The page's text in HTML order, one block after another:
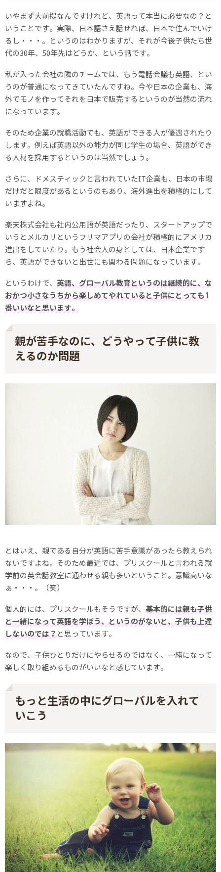
いやまず大前提なんですけれど、英語って本当に必要なの？と
いうことです。実際、日本語さえ話せれば、日本で住んでいけ
るし・・・。というのはわかりますが、それが今後子供たち世
代の30年、50年先はどうか、という話です。
私が入った会社の隣のチームでは、もう電話会議も英語、とい
うのが普通になってきていたんですね。今や日本の企業も、海
外でモノを作ってそれを日本で販売するというのが当然の流れ
になっています。
そのため企業の就職活動でも、英語ができる人が優遇されたり
します。例えば英語以外の能力が同じ学生の場合、英語ができ
る人材を採用するというのは当然でしょう。
さらに、ドメスティックと言われていたIT企業も、日本の市場
だけだと限度があるというのもあり、海外進出を積極的にして
いますよね。
楽天株式会社も社内公用語が英語だったり、スタートアップで
いうとメルカリというフリマアプリの会社が積極的にアメリカ
進出をしていたり。もう社会人の身としては、日本企業です
ら、英語ができないと出世にも関わる問題になっています。
というわけで、 英語、グローバル教育というのは継続的に、な
おかつ小さなうちから楽しめてやれていると子供にとっても1
番いいなと思います。
親が苦手なのに、どうやって子供に教
えるのか問題
とはいえ、親である自分が英語に苦手意識があったら教えられ
ないですよね。そのため最近では、プリスクールと言われる就
学前の英会話教室に通わせる親も多いということ。意識高いな
ぁ・・・。（笑）
個人的には、プリスクールもそうですが、 基本的には親も子供
と一緒になって英語を学ぼう、というのがないと、子供も上達
しないのでは？と思っています。
なので、子供ひとりだけにやらせるのではなく、一緒になって
楽しく取り組めるものがいいなと感じています。
もっと生活の中にグローバルを入れて
いこう